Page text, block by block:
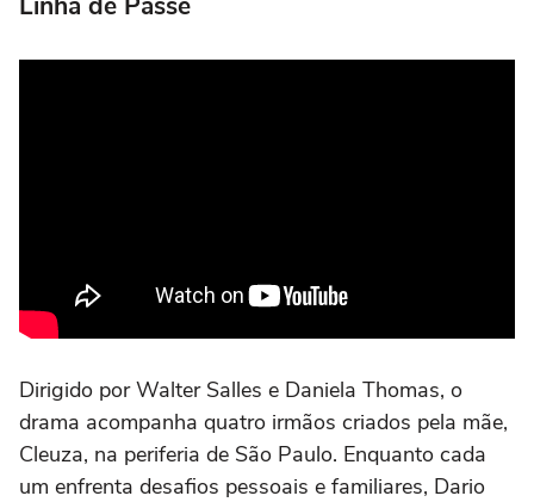
Dirigido por Walter Salles e Daniela Thomas, o
drama acompanha quatro irmãos criados pela mãe,
Cleuza, na periferia de São Paulo. Enquanto cada
um enfrenta desafios pessoais e familiares, Dario